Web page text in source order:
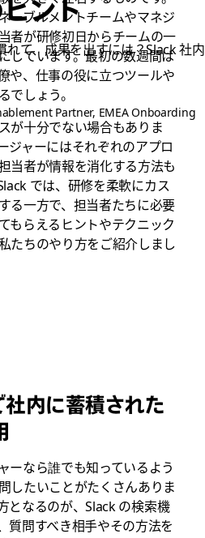
ント
て、成果を出すには？Slack 社内
Partner, EMEA Onboarding
ーブルメントチームやマネジ
者が研修初日からチームの一
しています。最初の数週間は
や、仕事の役に立つツールや
でしょう。
が十分でない場合もありま
ジャーにはそれぞれのアプロ
当者が情報を消化する方法も
では、研修を柔軟にカス
る一方で、担当者たちに必要
もらえるヒントやテクニック
たちのやり方をご紹介しまし
内に蓄積された
ーなら誰でも知っているよう
したいことがたくさんありま
となるのが、Slack の検索機
質問すべき相手やその方法を